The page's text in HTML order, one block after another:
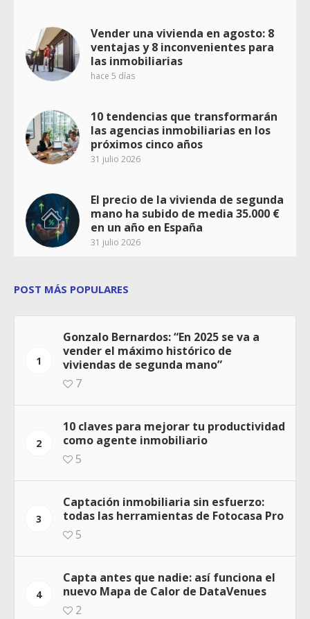
Vender una vivienda en agosto: 8
ventajas y 8 inconvenientes para
las inmobiliarias
hace 5 días
10 tendencias que transformarán
las agencias inmobiliarias en los
próximos cinco años
31 julio 2026
El precio de la vivienda de segunda
mano ha subido de media 35.000 €
en un año en España
31 julio 2026
POST MÁS POPULARES
1
Gonzalo Bernardos: “En 2025 se va a
vender el máximo histórico de
viviendas de segunda mano”
7
2
10 claves para mejorar tu productividad
como agente inmobiliario
5
3
Captación inmobiliaria sin esfuerzo:
todas las herramientas de Fotocasa Pro
5
4
Capta antes que nadie: así funciona el
nuevo Mapa de Calor de DataVenues
2